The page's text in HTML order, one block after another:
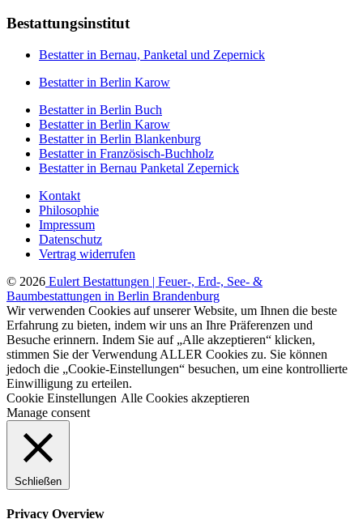
Bestattungsinstitut
Bestatter in Bernau, Panketal und Zepernick
Bestatter in Berlin Karow
Bestatter in Berlin Buch
Bestatter in Berlin Karow
Bestatter in Berlin Blankenburg
Bestatter in Französisch-Buchholz
Bestatter in Bernau Panketal Zepernick
Kontakt
Philosophie
Impressum
Datenschutz
Vertrag widerrufen
© 2026 Eulert Bestattungen | Feuer-, Erd-, See- &
Baumbestattungen in Berlin Brandenburg
Wir verwenden Cookies auf unserer Website, um Ihnen die beste
Erfahrung zu bieten, indem wir uns an Ihre Präferenzen und
Besuche erinnern. Indem Sie auf „Alle akzeptieren“ klicken,
stimmen Sie der Verwendung ALLER Cookies zu. Sie können
jedoch die „Cookie-Einstellungen“ besuchen, um eine kontrollierte
Einwilligung zu erteilen.
Cookie Einstellungen Alle Cookies akzeptieren
Manage consent
Schließen
Privacy Overview